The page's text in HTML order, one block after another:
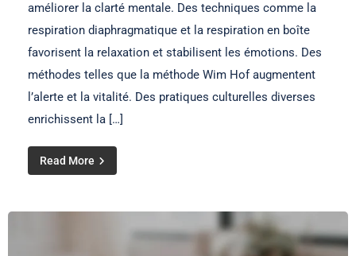
améliorer la clarté mentale. Des techniques comme la
respiration diaphragmatique et la respiration en boîte
favorisent la relaxation et stabilisent les émotions. Des
méthodes telles que la méthode Wim Hof augmentent
l’alerte et la vitalité. Des pratiques culturelles diverses
enrichissent la […]
Read More